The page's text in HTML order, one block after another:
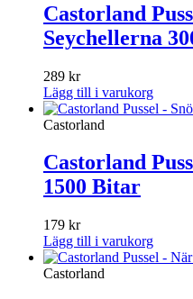
Castorland
Seychellerna
289 kr
Lägg till i varukorg
Castorland
Castorland
1500 Bitar
179 kr
Lägg till i varukorg
Castorland